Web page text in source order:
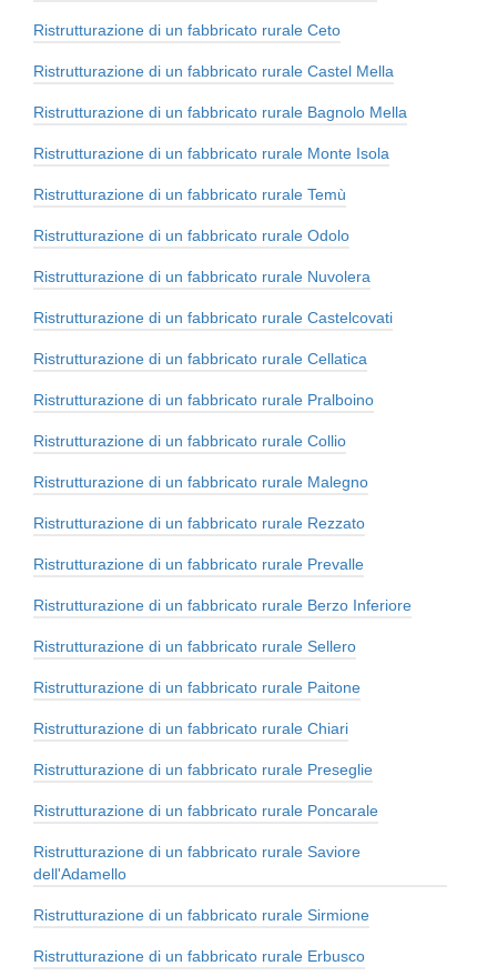
Ristrutturazione di un fabbricato rurale Ceto
Ristrutturazione di un fabbricato rurale Castel Mella
Ristrutturazione di un fabbricato rurale Bagnolo Mella
Ristrutturazione di un fabbricato rurale Monte Isola
Ristrutturazione di un fabbricato rurale Temù
Ristrutturazione di un fabbricato rurale Odolo
Ristrutturazione di un fabbricato rurale Nuvolera
Ristrutturazione di un fabbricato rurale Castelcovati
Ristrutturazione di un fabbricato rurale Cellatica
Ristrutturazione di un fabbricato rurale Pralboino
Ristrutturazione di un fabbricato rurale Collio
Ristrutturazione di un fabbricato rurale Malegno
Ristrutturazione di un fabbricato rurale Rezzato
Ristrutturazione di un fabbricato rurale Prevalle
Ristrutturazione di un fabbricato rurale Berzo Inferiore
Ristrutturazione di un fabbricato rurale Sellero
Ristrutturazione di un fabbricato rurale Paitone
Ristrutturazione di un fabbricato rurale Chiari
Ristrutturazione di un fabbricato rurale Preseglie
Ristrutturazione di un fabbricato rurale Poncarale
Ristrutturazione di un fabbricato rurale Saviore
dell'Adamello
Ristrutturazione di un fabbricato rurale Sirmione
Ristrutturazione di un fabbricato rurale Erbusco